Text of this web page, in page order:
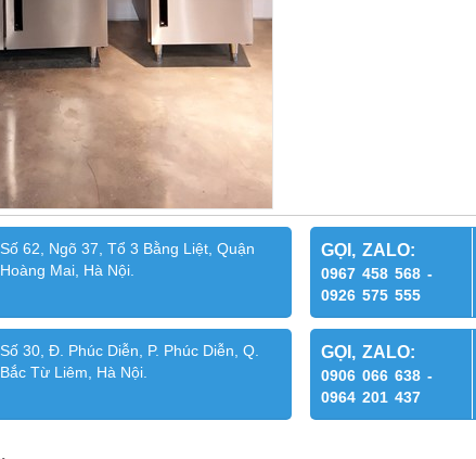
Số 62, Ngõ 37, Tổ 3 Bằng Liệt, Quận
Hoàng Mai, Hà Nội.
GỌI, ZALO:
0967 458 568 -
0926 575 555
Số 30, Đ. Phúc Diễn, P. Phúc Diễn, Q.
Bắc Từ Liêm, Hà Nội.
GỌI, ZALO:
0906 066 638 -
0964 201 437